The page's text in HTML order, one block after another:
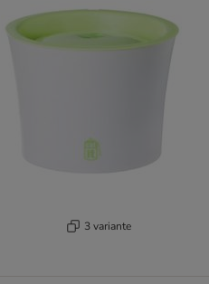
3 variante